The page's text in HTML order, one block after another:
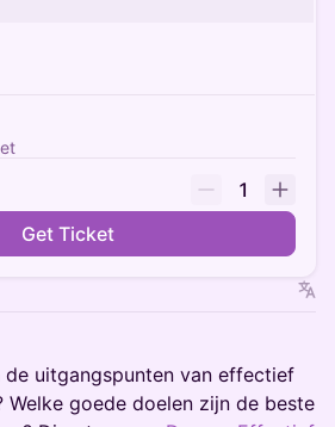
1
Get Ticket
de uitgangspunten van effectief
Welke goede doelen zijn de beste